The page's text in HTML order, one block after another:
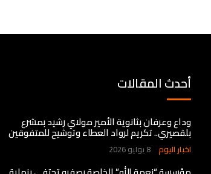
أحدث المقالات
وداع وعرفان بثانوية الأمير مولاي رشيد بمشرع
بلقصيري.. تكريم لرواد العطاء وتوشيح للمتفوقين
اخبار اليوم 8 يوليو 2026